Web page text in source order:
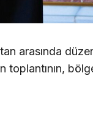
arasında
toplantının,